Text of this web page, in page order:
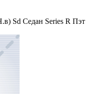
Sd Седан Series R Пэт